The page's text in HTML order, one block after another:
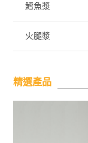
鱈魚漿
火腿漿
精選產品